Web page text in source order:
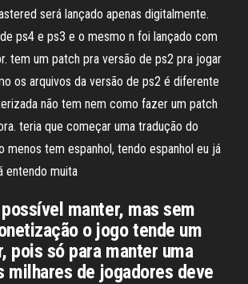
será lançado apenas digitalmente.
ps4 e ps3 e o mesmo n foi lançado com
tem um patch pra versão de ps2 pra jogar
os arquivos da versão de ps2 é diferente
não tem nem como fazer um patch
teria que começar uma tradução do
menos tem espanhol, tendo espanhol eu já
entendo muita
manter, mas sem
o jogo tende um
pois só para manter uma
milhares de jogadores deve